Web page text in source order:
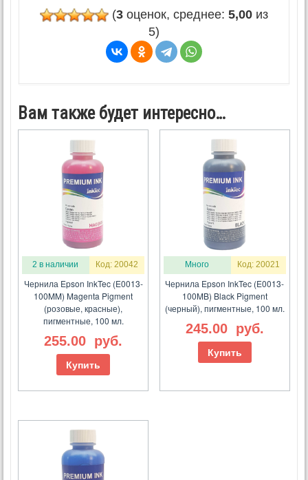
(3 оценок, среднее: 5,00 из
5)
Вам также будет интересно…
2 в наличии Код: 20042
Чернила Epson InkTec (E0013-
100MM) Magenta Pigment
(розовые, красные),
пигментные, 100 мл.
255.00 руб.
Купить
Много Код: 20021
Чернила Epson InkTec (E0013-
100MB) Black Pigment
(черный), пигментные, 100 мл.
245.00 руб.
Купить